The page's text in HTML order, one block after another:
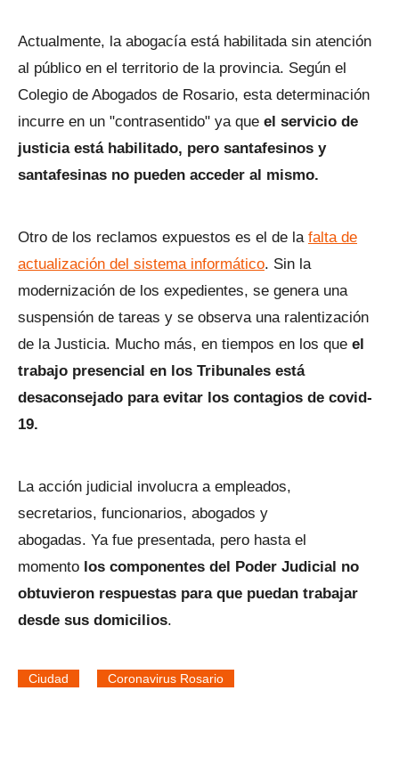
Actualmente, la abogacía está habilitada sin atención
al público en el territorio de la provincia. Según el
Colegio de Abogados de Rosario, esta determinación
incurre en un "contrasentido" ya que el servicio de
justicia está habilitado, pero santafesinos y
santafesinas no pueden acceder al mismo.
Otro de los reclamos expuestos es el de la falta de
actualización del sistema informático. Sin la
modernización de los expedientes, se genera una
suspensión de tareas y se observa una ralentización
de la Justicia. Mucho más, en tiempos en los que el
trabajo presencial en los Tribunales está
desaconsejado para evitar los contagios de covid-
19.
La acción judicial involucra a empleados,
secretarios, funcionarios, abogados y
abogadas. Ya fue presentada, pero hasta el
momento los componentes del Poder Judicial no
obtuvieron respuestas para que puedan trabajar
desde sus domicilios.
Ciudad Coronavirus Rosario